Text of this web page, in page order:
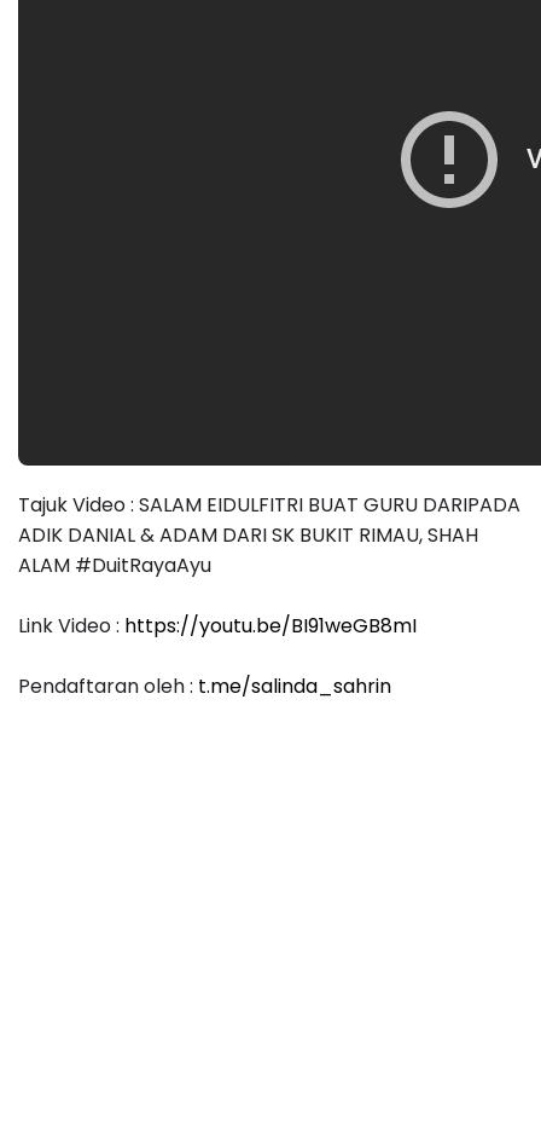
Tajuk Video : SALAM EIDULFITRI BUAT GURU DARIPADA
ADIK DANIAL & ADAM DARI SK BUKIT RIMAU, SHAH
ALAM #DuitRayaAyu
Link Video : https://youtu.be/BI91weGB8mI
Pendaftaran oleh : t.me/salinda_sahrin